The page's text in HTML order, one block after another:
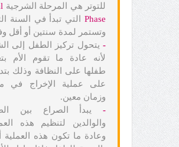
للتوتر هي المرحلة الشرجية
Phase التي تبدأ في السنة
وتستمر لمدة سنتين أو أقل
- يتحول تركيز الطفل إلى
لأنه عادة ما تقوم الأم
طفلها على النظافة وذلك
على عملية الإخراج في
وزمان معين.
- يبدأ الصراع بين
والوالدين لتنظيم هذه
وعادة ما تكون هذه العملية